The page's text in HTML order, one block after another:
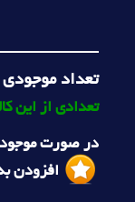
تعداد موجودی
تعدادی از این
در صورت
افزودن